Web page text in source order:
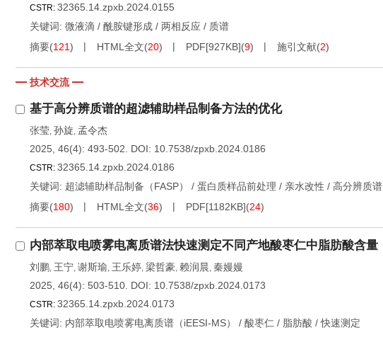
CSTR: 32365.14.zpxb.2024.0155
关键词: 微液滴 / 酰胺键形成 / 两相反应 / 质谱
摘要(121) HTML全文(20) PDF[927KB](9) 施引文献(2)
技术交流
基于高分辨质谱的超滤辅助样品制备方法的优化
张莹, 孙旋, 孟令杰
2025, 46(4): 493-502.
DOI: 10.7538/zpxb.2024.0186
CSTR: 32365.14.zpxb.2024.0186
关键词: 超滤辅助样品制备（FASP） / 蛋白质样品前处理 / 亲水改性 / 高分辨质谱
摘要(180) HTML全文(36) PDF[1182KB](24)
内部萃取电喷雾电离质谱法快速测定不同产地酸枣仁中脂肪酸含量
刘鹏, 王宁, 谢斯瑜, 王乐婷, 梁哲豪, 赖润晨, 秦嫚嫚
2025, 46(4): 503-510. DOI: 10.7538/zpxb.2024.0173
CSTR: 32365.14.zpxb.2024.0173
关键词: 内部萃取电喷雾电离质谱（iEESI-MS） / 酸枣仁 / 脂肪酸 /快速测定